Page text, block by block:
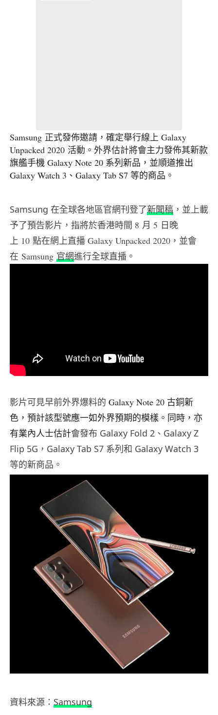
Samsung 正式發佈邀請，確定舉行線上 Galaxy
Unpacked 2020 活動。外界估計將會主力發佈其新款
旗艦手機 Galaxy Note 20 系列新品，並順道推出
Galaxy Watch 3、Galaxy Tab S7 等的商品。
Samsung 在全球各地區官網刊登了新聞稿 ，並上載
予了預告影片，指將於香港時間 8 月 5 日晚
上 10 點在網上直播 Galaxy Unpacked 2020，並會
在 Samsung 官網進行全球直播。
影片可見早前外界爆料的 Galaxy Note 20 古銅新
色，預計該型號應一如外界預期的模樣。同時，亦
有業內人士估計會發布 Galaxy Fold 2、Galaxy Z
Flip 5G，Galaxy Tab S7 系列和 Galaxy Watch 3
等的新商品。
資料來源： Samsung